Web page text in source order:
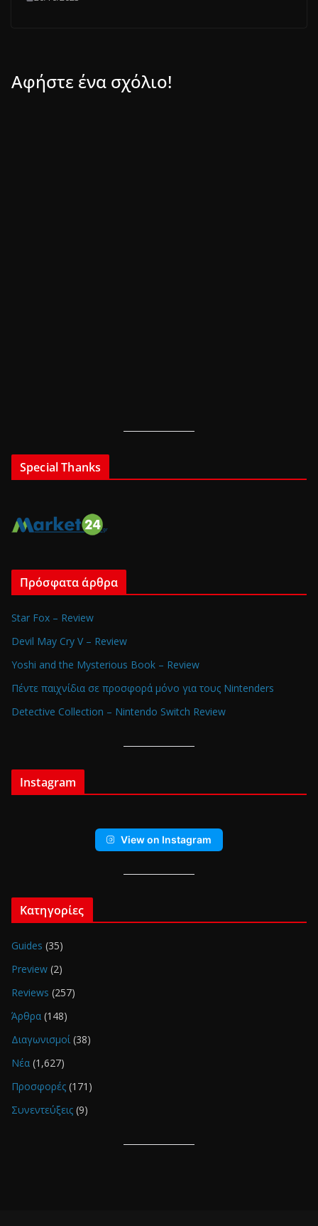
Αφήστε ένα σχόλιο!
Special Thanks
Πρόσφατα άρθρα
Star Fox – Review
Devil May Cry V – Review
Yoshi and the Mysterious Book – Review
Πέντε παιχνίδια σε προσφορά μόνο για τους Nintenders
Detective Collection – Nintendo Switch Review
Instagram
View on Instagram
Κατηγορίες
Guides (35)
Preview (2)
Reviews (257)
Άρθρα (148)
Διαγωνισμοί(38)
Νέα (1,627)
Προσφορές (171)
Συνεντεύξεις (9)